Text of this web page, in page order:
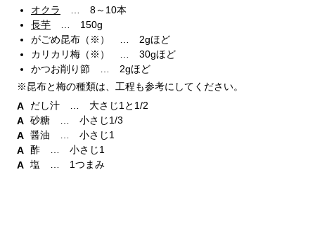
オクラ
… 8～10本
長芋 … 150g
がごめ昆布（※） … 2gほど
カリカリ梅（※） … 30gほど
かつお削り節 … 2gほど
※昆布と梅の種類は、工程も参考にしてください。
だし汁 … 大さじ1と1/2
砂糖 … 小さじ1/3
醤油 … 小さじ1
酢 … 小さじ1
塩 … 1つまみ